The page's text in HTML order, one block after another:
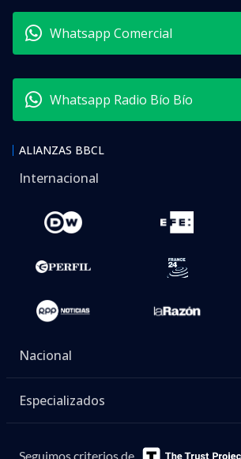
Whatsapp Comercial
Whatsapp Radio Bío Bío
ALIANZAS BBCL
Internacional
Nacional
Especializados
Seguimos criterios de